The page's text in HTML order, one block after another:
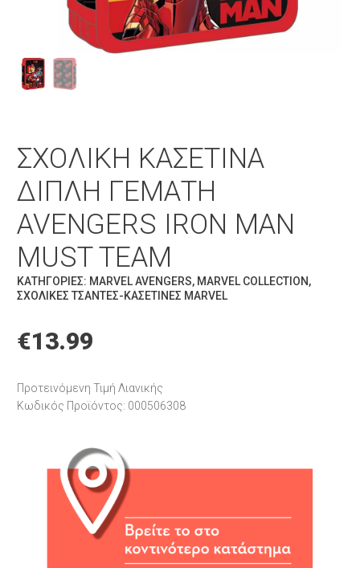
ΣΧΟΛΙΚΉ ΚΑΣΕΤΊΝΑ
ΔΙΠΛΉ ΓΕΜΆΤΗ
AVENGERS IRON MAN
MUST TEAM
ΚΑΤΗΓΟΡΊΕΣ: MARVEL AVENGERS, MARVEL COLLECTION,
ΣΧΟΛΙΚΈΣ ΤΣΆΝΤΕΣ-ΚΑΣΕΤΊΝΕΣ MARVEL
€13.99
Προτεινόμενη Τιμή Λιανικής
Κωδικός Προϊόντος: 000506308